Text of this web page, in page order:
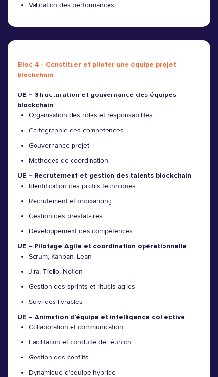
Validation des performances
Bloc 4 - Constituer et piloter une équipe projet
blockchain
UE – Structuration et gouvernance des équipes
blockchain
Organisation des rôles et responsabilités
Cartographie des compétences
Gouvernance projet
Méthodes de coordination
UE – Recrutement et gestion des talents blockchain
Identification des profils techniques
Recrutement et onboarding
Gestion des prestataires
Développement des compétences
UE – Pilotage Agile et coordination opérationnelle
Scrum, Kanban, Lean
Jira, Trello, Notion
Gestion des sprints et rituels agiles
Suivi des livrables
UE – Animation d’équipe et intelligence collective
Collaboration et communication
Facilitation et conduite de réunion
Gestion des conflits
Dynamique d’équipe hybride